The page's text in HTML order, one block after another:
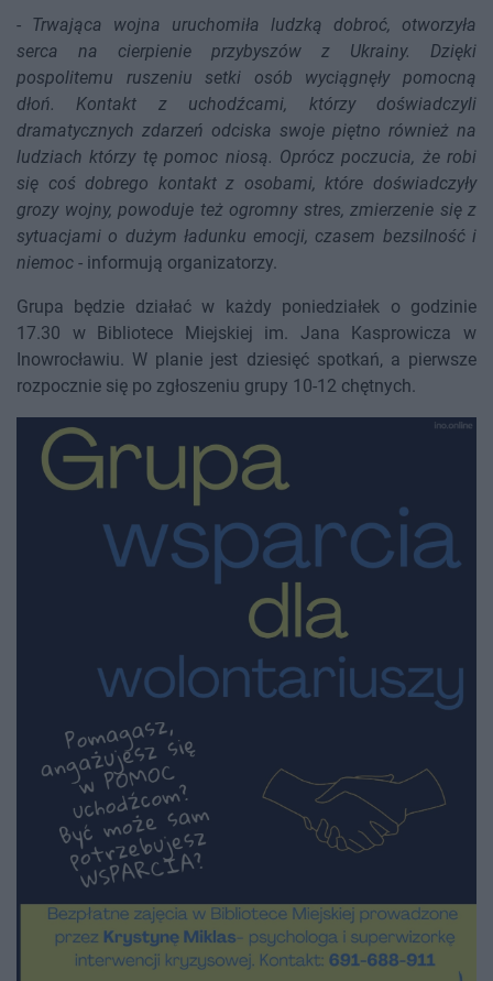
- Trwająca wojna uruchomiła ludzką dobroć, otworzyła
serca na cierpienie przybyszów z Ukrainy. Dzięki
pospolitemu ruszeniu setki osób wyciągnęły pomocną
dłoń. Kontakt z uchodźcami, którzy doświadczyli
dramatycznych zdarzeń odciska swoje piętno również na
ludziach którzy tę pomoc niosą. Oprócz poczucia, że robi
się coś dobrego kontakt z osobami, które doświadczyły
grozy wojny, powoduje też ogromny stres, zmierzenie się z
sytuacjami o dużym ładunku emocji, czasem bezsilność i
niemoc - informują organizatorzy.
Grupa będzie działać w każdy poniedziałek o godzinie
17.30 w Bibliotece Miejskiej im. Jana Kasprowicza w
Inowrocławiu. W planie jest dziesięć spotkań, a pierwsze
rozpocznie się po zgłoszeniu grupy 10-12 chętnych.